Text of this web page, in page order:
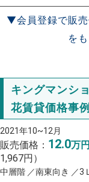
▼会員登録で販売
を
キングマンシ
花賃貸価格事例
2021年10~12月
販売価格： 12.0万円
1,967円）
中層階 ／南東向き ／3